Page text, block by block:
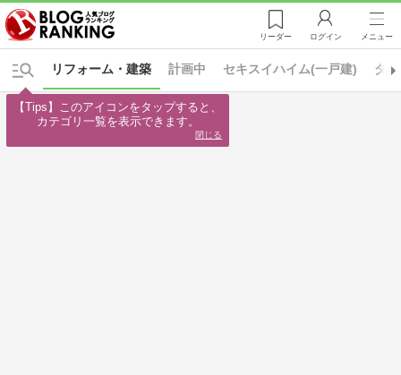
リーダー ログイン メニュー
計画中 セキスイハイム(一戸建) タ
リフォーム・建築
【Tips】このアイコンをタップすると、
カテゴリ一覧を表示できます。
閉じる